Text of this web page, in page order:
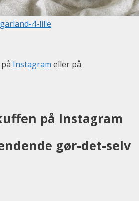
Instagram eller på
på Instagram
gør-det-selv